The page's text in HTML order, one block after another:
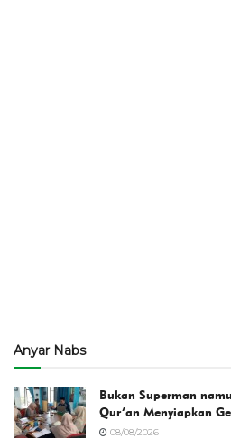
Anyar Nabs
Bukan Superman
Qur’an Menyiapkan
08/08/2026